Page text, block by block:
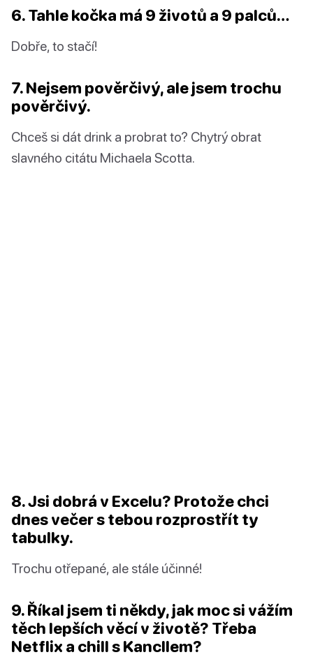
6. Tahle kočka má 9 životů a 9 palců…
Dobře, to stačí!
7. Nejsem pověrčivý, ale jsem trochu
pověrčivý.
Chceš si dát drink a probrat to? Chytrý obrat
slavného citátu Michaela Scotta.
8. Jsi dobrá v Excelu? Protože chci
dnes večer s tebou rozprostřít ty
tabulky.
Trochu otřepané, ale stále účinné!
9. Říkal jsem ti někdy, jak moc si vážím
těch lepších věcí v životě? Třeba
Netflix a chill s Kancllem?